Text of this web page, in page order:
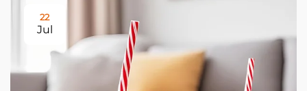
22
Jul